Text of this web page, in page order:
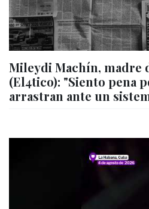
Mileydi Machín, madre
(El4tico): "Siento pena
arrastran ante un